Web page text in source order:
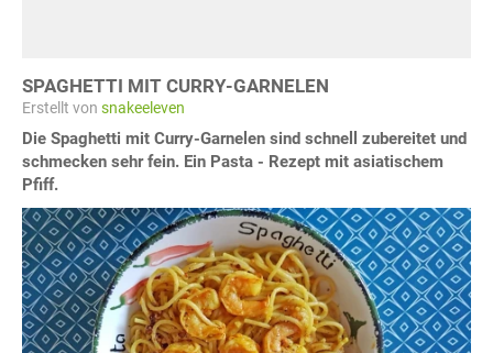
SPAGHETTI MIT CURRY-GARNELEN
Erstellt von snakeeleven
Die Spaghetti mit Curry-Garnelen sind schnell zubereitet und
schmecken sehr fein. Ein Pasta - Rezept mit asiatischem
Pfiff.